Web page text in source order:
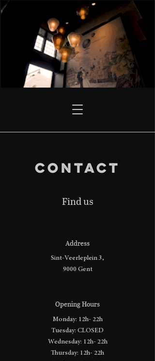
Contact
Find us
Address
Sint-Veerleplein 3,
9000 Gent
Opening Hours
Monday: 12h- 22h
Tuesday: CLOSED
Wednesday: 12h- 22h
Thursday: 12h- 22h